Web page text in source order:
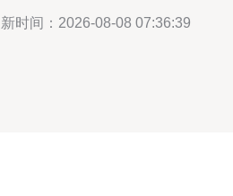
时间：2026-08-08 07:36:39